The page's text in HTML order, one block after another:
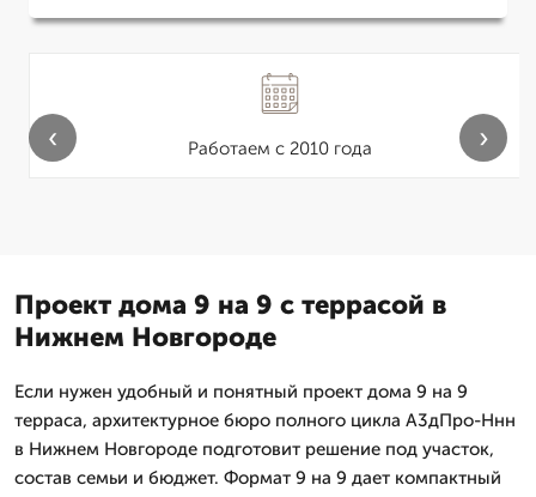
Работаем с 2010 года
‹ ›
Проект дома 9 на 9 с террасой в
Нижнем Новгороде
Если нужен удобный и понятный проект дома 9 на 9
терраса, архитектурное бюро полного цикла А3дПро-Ннн
в Нижнем Новгороде подготовит решение под участок,
состав семьи и бюджет. Формат 9 на 9 дает компактный